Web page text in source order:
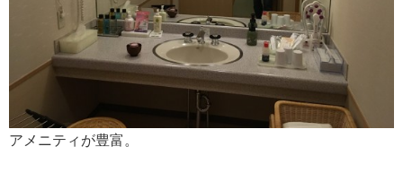
アメニティが豊富。